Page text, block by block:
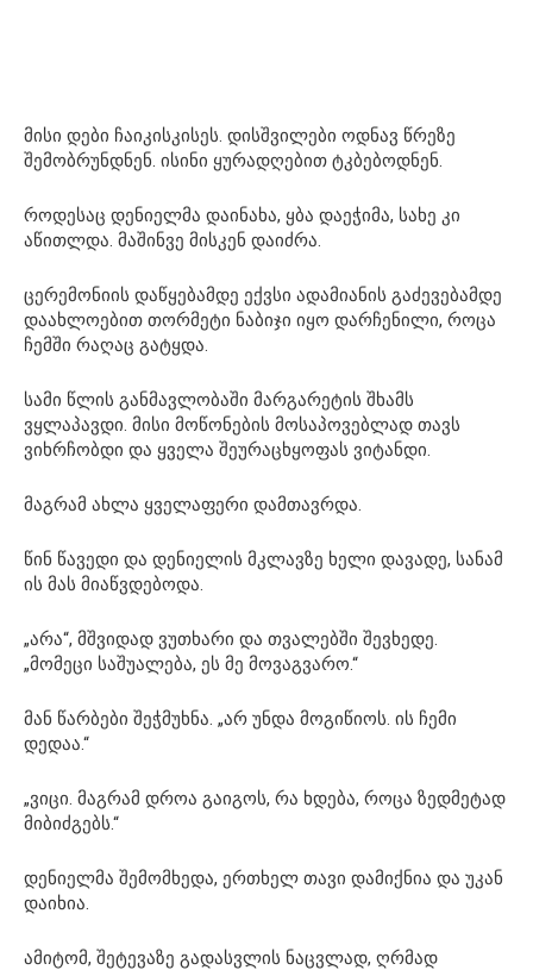
მისი დები ჩაიკისკისეს. დისშვილები ოდნავ წრეზე
შემობრუნდნენ. ისინი ყურადღებით ტკბებოდნენ.
როდესაც დენიელმა დაინახა, ყბა დაეჭიმა, სახე კი
აწითლდა. მაშინვე მისკენ დაიძრა.
ცერემონიის დაწყებამდე ექვსი ადამიანის გაძევებამდე
დაახლოებით თორმეტი ნაბიჯი იყო დარჩენილი, როცა
ჩემში რაღაც გატყდა.
სამი წლის განმავლობაში მარგარეტის შხამს
ვყლაპავდი. მისი მოწონების მოსაპოვებლად თავს
ვიხრჩობდი და ყველა შეურაცხყოფას ვიტანდი.
მაგრამ ახლა ყველაფერი დამთავრდა.
წინ წავედი და დენიელის მკლავზე ხელი დავადე, სანამ
ის მას მიაწვდებოდა.
„არა“, მშვიდად ვუთხარი და თვალებში შევხედე.
„მომეცი საშუალება, ეს მე მოვაგვარო.“
მან წარბები შეჭმუხნა. „არ უნდა მოგიწიოს. ის ჩემი
დედაა.“
„ვიცი. მაგრამ დროა გაიგოს, რა ხდება, როცა ზედმეტად
მიბიძგებს.“
დენიელმა შემომხედა, ერთხელ თავი დამიქნია და უკან
დაიხია.
ამიტომ, შეტევაზე გადასვლის ნაცვლად, ღრმად